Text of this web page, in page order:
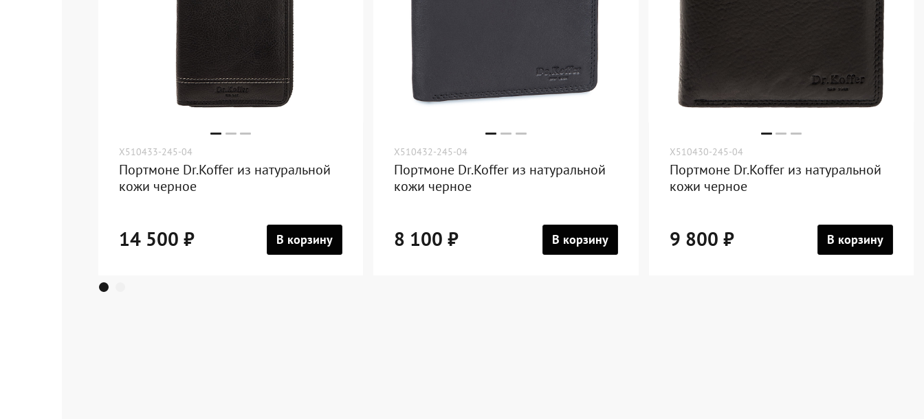
X510433-245-04
Портмоне Dr.Koffer из натуральной
кожи черное
14 500 ₽ В корзину
X510432-245-04
Портмоне Dr.Koffer из натуральной
кожи черное
8 100 ₽ В корзину
X510430-245-04
Портмоне Dr.Koffer из натуральной
кожи черное
9 800 ₽ В корзину